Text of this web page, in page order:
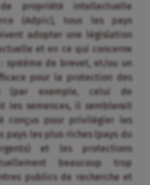
propriété intellectuelle
(Adpic), tous les pays
adopter une législation
et en ce qui concerne
système de brevet, et/ou un
pour la protection des
(par exemple, celui de
les semences, il semblerait
conçus pour privilégier les
pays les plus riches (pays du
et les protections
beaucoup trop
publics de recherche et